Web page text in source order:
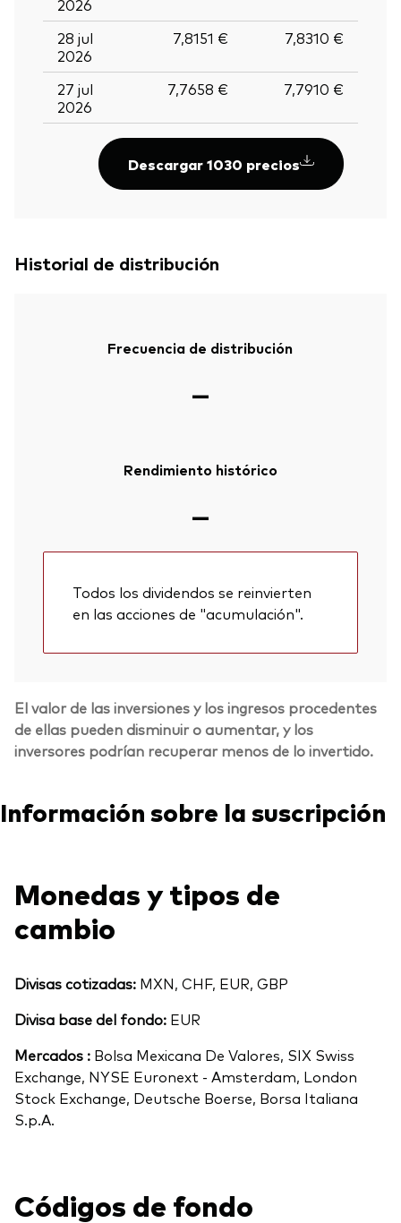
2026
28 jul
2026
7,8151 € 7,8310 €
27 jul
2026
7,7658 € 7,7910 €
Descargar 1030 precios
Historial de distribución
Frecuencia de distribución
—
Rendimiento histórico
—
Todos los dividendos se reinvierten
en las acciones de "acumulación".
El valor de las inversiones y los ingresos procedentes
de ellas pueden disminuir o aumentar, y los
inversores podrían recuperar menos de lo invertido.
Información sobre la suscripción
Monedas y tipos de
cambio
Divisas cotizadas: MXN, CHF, EUR, GBP
Divisa base del fondo: EUR
Mercados : Bolsa Mexicana De Valores, SIX Swiss
Exchange, NYSE Euronext - Amsterdam, London
Stock Exchange, Deutsche Boerse, Borsa Italiana
S.p.A.
Códigos de fondo